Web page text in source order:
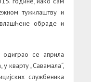
тужилаштву и
обраде и
одиграо се априла
кварту „Савамала“,
службеника